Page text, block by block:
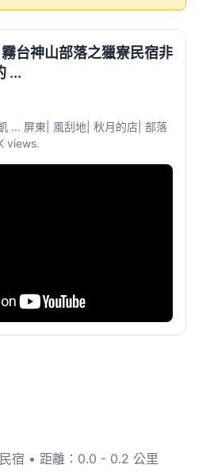
台神山部落之獵寮民宿非
...
... 屏東| 風刮地| 秋月的店| 部落
views.
宿 • 距離：0.0 - 0.2 公里